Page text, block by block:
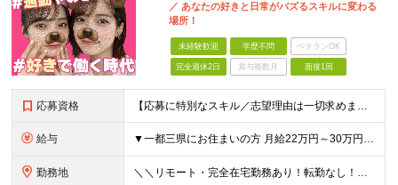
／ あなたの好きと日常がバズるスキルに変わる
場所！
未経験歓迎 学歴不問 ベテランOK
完全週休2日 賞与複数月 面接1回
応募資格 【応募に特別なスキル／志望理由は一切求めません！】 学歴不問／職種・業種未経験歓迎／面接は1回のみ！ ＼＼10名以上の仲間を大募集！／／ 未経験・第二新卒・初めての正社員も大歓迎！ 「旅行が好き！
給与 ▼一都三県にお住まいの方 月給22万円～30万円+インセンティブ ※経験・能力を考慮して決定。経験がある場合は、スキルに応じた月給額でスタートします。 ※上記には固定残業代（10時間分／15,000円
勤務地 ＼＼リモート・完全在宅勤務あり！転勤なし！／／ ★47都道府県の好きな地域で働けます◎ ★本社は渋谷駅徒歩5分の好立地です！ □リモート・フルリモートも選択可能です！ └将来的には「お気に入りのカフ